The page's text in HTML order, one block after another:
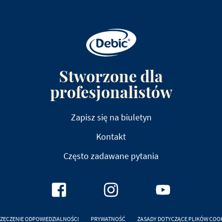
Stworzone dla
profesjonalistów
Zapisz się na biuletyn
Kontakt
Często zadawane pytania
ODPOWIEDZIALNOŚCI PRYWATNOŚĆ ZASADY DOTYCZĄCE PLIKÓW